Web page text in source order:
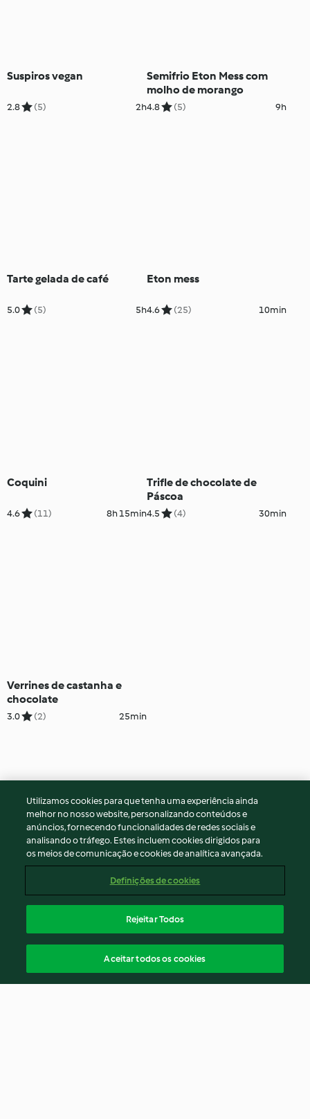
Suspiros vegan
2.8 (5) 2h
Semifrio Eton Mess com
molho de morango
4.8 (5) 9h
Tarte gelada de café
5.0 (5) 5h
Eton mess
4.6 (25) 10min
Coquini
4.6 (11) 8h 15min
Trifle de chocolate de
Páscoa
4.5 (4) 30min
Verrines de castanha e
chocolate
3.0 (2) 25min
Utilizamos cookies para que tenha uma experiência ainda
melhor no nosso website, personalizando conteúdos e
anúncios, fornecendo funcionalidades de redes sociais e
analisando o tráfego. Estes incluem cookies dirigidos para
os meios de comunicação e cookies de analítica avançada.
Definições de cookies
Rejeitar Todos
Aceitar todos os cookies